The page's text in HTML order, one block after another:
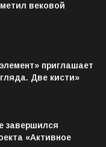
вековой
приглашает